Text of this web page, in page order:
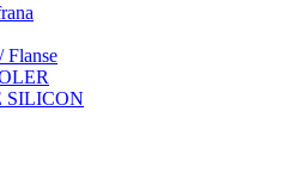
Flanse
SILICON